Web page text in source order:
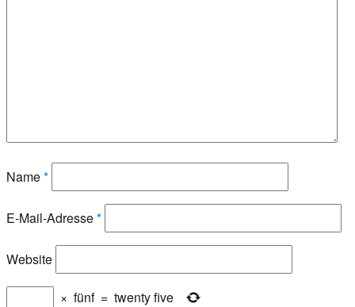
Name*
E-Mail-Adresse*
Website
× fünf = twenty five